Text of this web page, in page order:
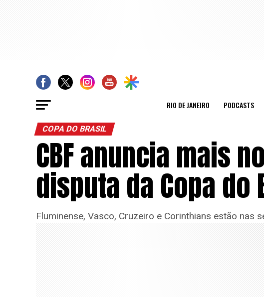
RIO DE JANEIRO PODCASTS
COPA DO BRASIL
CBF anuncia mais
disputa da Copa do
Fluminense, Vasco, Cruzeiro e Corinthians estão